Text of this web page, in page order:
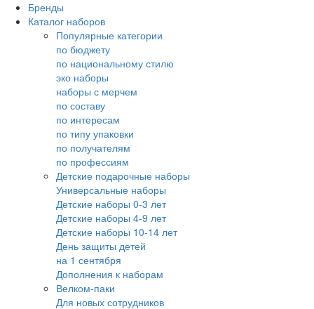
Бренды
Каталог наборов
Популярные категории
по бюджету
по национальному стилю
эко наборы
наборы с мерчем
по составу
по интересам
по типу упаковки
по получателям
по профессиям
Детские подарочные наборы
Универсальные наборы
Детские наборы 0-3 лет
Детские наборы 4-9 лет
Детские наборы 10-14 лет
День защиты детей
на 1 сентября
Дополнения к наборам
Велком-паки
Для новых сотрудников